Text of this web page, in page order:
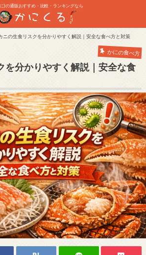
)の通販おすすめ・比較・ランキングなら
ニの生食リスクを分かりやすく解説｜安全な食べ方と対策
かにの食べ方
を分かりやすく解説｜安全な食